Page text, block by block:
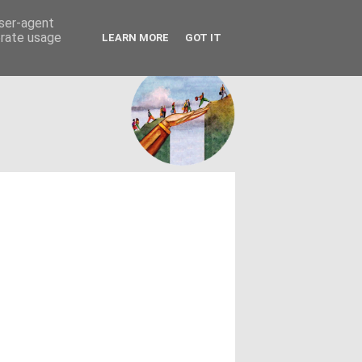
FACEBOOK
θεσμών - κοινωνίας
agent
usage
LEARN MORE GOT IT